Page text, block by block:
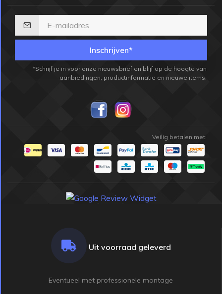
Inschrijven*
*Schrijf je in voor onze nieuwsbrief en blijf op de hoogte van
aanbiedingen, productinformatie en nieuwe items.
Veilig betalen met:
Uit voorraad geleverd
Eventueel met professionele montage